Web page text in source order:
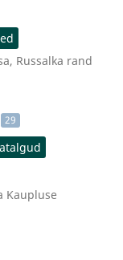
Russalka rand
29
Kaupluse